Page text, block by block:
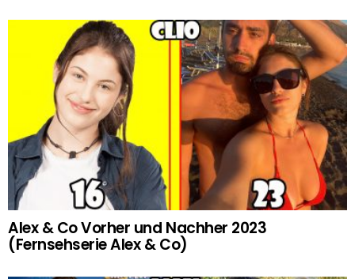
Alex & Co Vorher und Nachher 2023
(Fernsehserie Alex & Co)